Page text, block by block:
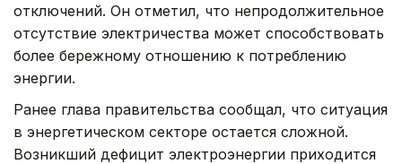
отключений. Он отметил, что непродолжительное
отсутствие электричества может способствовать
более бережному отношению к потреблению
энергии.
Ранее глава правительства сообщал, что ситуация
в энергетическом секторе остается сложной.
Возникший дефицит электроэнергии приходится